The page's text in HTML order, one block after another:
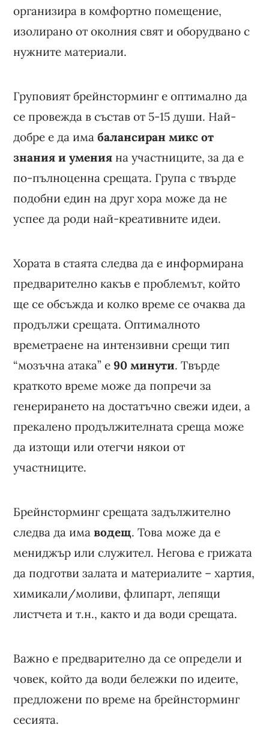
организира в комфортно помещение,
изолирано от околния свят и оборудвано с
нужните материали.
Груповият брейнсторминг е оптимално да
се провежда в състав от 5-15 души. Най-
добре е да имабалансиран микс от
знания и умения на участниците, за да е
по-пълноценна срещата. Група с твърде
подобни един на друг хора може да не
успее да роди най-креативните идеи.
Хората в стаята следва да е информирана
предварително какъв е проблемът, който
ще се обсъжда и колко време се очаква да
продължи срещата. Оптималното
времетраене на интензивни срещи тип
“мозъчна атака” е90 минути. Твърде
краткото време може да попречи за
генерирането на достатъчно свежи идеи, а
прекалено продължителната среща може
да изтощи или отегчи някои от
участниците.
Брейнсторминг срещата задължително
следва да имаводещ. Това може да е
мениджър или служител. Негова е грижата
да подготви залата и материалите – хартия,
химикали/моливи, флипарт, лепящи
листчета и т.н., както и да води срещата.
Важно е предварително да се определи и
човек, който да води бележки по идеите,
предложени по време на брейнсторминг
сесията.